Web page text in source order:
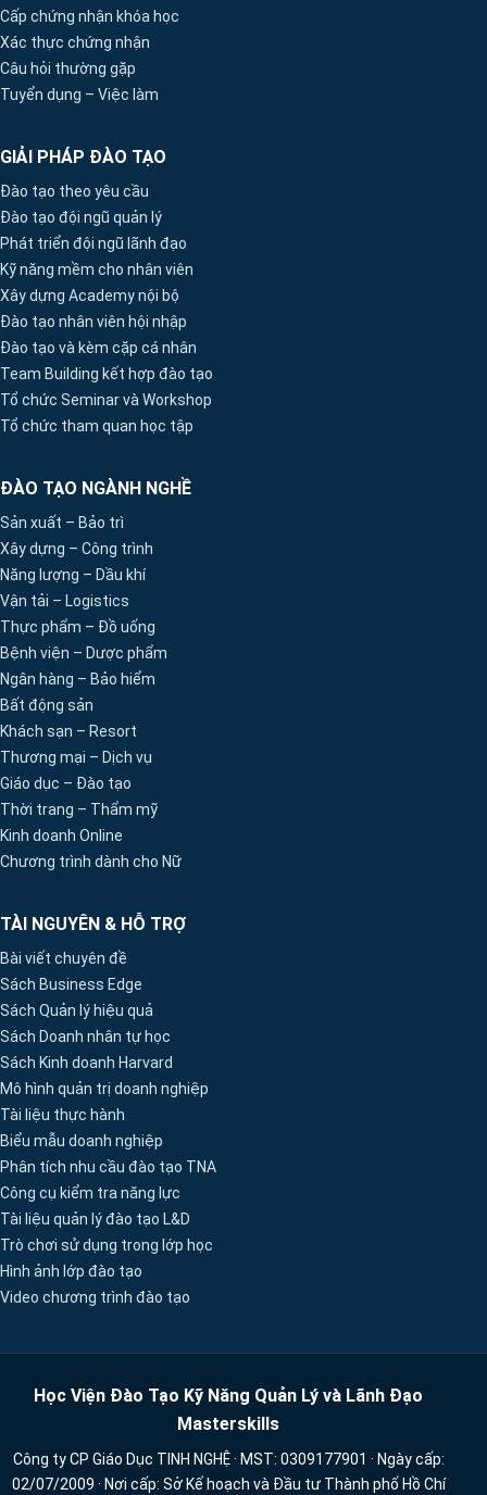
Cấp chứng nhận khóa học
Xác thực chứng nhận
Câu hỏi thường gặp
Tuyển dụng – Việc làm
GIẢI PHÁP ĐÀO TẠO
Đào tạo theo yêu cầu
Đào tạo đội ngũ quản lý
Phát triển đội ngũ lãnh đạo
Kỹ năng mềm cho nhân viên
Xây dựng Academy nội bộ
Đào tạo nhân viên hội nhập
Đào tạo và kèm cặp cá nhân
Team Building kết hợp đào tạo
Tổ chức Seminar và Workshop
Tổ chức tham quan học tập
ĐÀO TẠO NGÀNH NGHỀ
Sản xuất – Bảo trì
Xây dựng – Công trình
Năng lượng – Dầu khí
Vận tải – Logistics
Thực phẩm – Đồ uống
Bệnh viện – Dược phẩm
Ngân hàng – Bảo hiểm
Bất động sản
Khách sạn – Resort
Thương mại – Dịch vụ
Giáo dục – Đào tạo
Thời trang – Thẩm mỹ
Kinh doanh Online
Chương trình dành cho Nữ
TÀI NGUYÊN & HỖ TRỢ
Bài viết chuyên đề
Sách Business Edge
Sách Quản lý hiệu quả
Sách Doanh nhân tự học
Sách Kinh doanh Harvard
Mô hình quản trị doanh nghiệp
Tài liệu thực hành
Biểu mẫu doanh nghiệp
Phân tích nhu cầu đào tạo TNA
Công cụ kiểm tra năng lực
Tài liệu quản lý đào tạo L&D
Trò chơi sử dụng trong lớp học
Hình ảnh lớp đào tạo
Video chương trình đào tạo
Học Viện Đào Tạo Kỹ Năng Quản Lý và Lãnh Đạo
Masterskills
Công ty CP Giáo Dục TINH NGHỆ · MST: 0309177901 · Ngày cấp:
02/07/2009 · Nơi cấp: Sở Kế hoạch và Đầu tư Thành phố Hồ Chí